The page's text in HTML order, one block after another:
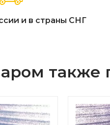
и в страны СНГ
также